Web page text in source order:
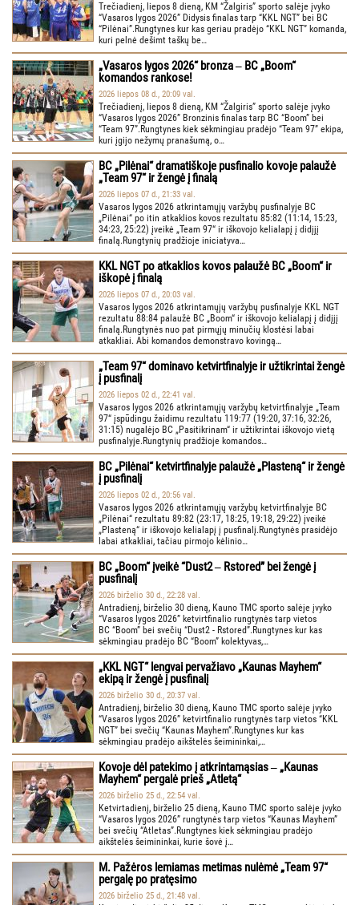
Trečiadienį, liepos 8 dieną, KM “Žalgiris” sporto salėje įvyko
“Vasaros lygos 2026” Didysis finalas tarp “KKL NGT” bei BC
“Pilėnai”.Rungtynes kur kas geriau pradėjo “KKL NGT” komanda,
kuri pelnė dešimt taškų be…
„Vasaros lygos 2026“ bronza ‒ BC „Boom“
komandos rankose!
2026 liepos 08 d., 20:09 val.
Trečiadienį, liepos 8 dieną, KM “Žalgiris” sporto salėje įvyko
“Vasaros lygos 2026” Bronzinis finalas tarp BC “Boom” bei
“Team 97”.Rungtynes kiek sėkmingiau pradėjo “Team 97” ekipa,
kuri įgijo nežymų pranašumą, o…
BC „Pilėnai“ dramatiškoje pusfinalio kovoje palaužė
„Team 97“ ir žengė į finalą
2026 liepos 07 d., 21:33 val.
Vasaros lygos 2026 atkrintamųjų varžybų pusfinalyje BC
„Pilėnai“ po itin atkaklios kovos rezultatu 85:82 (11:14, 15:23,
34:23, 25:22) įveikė „Team 97“ ir iškovojo kelialapį į didįjį
finalą.Rungtynių pradžioje iniciatyva…
KKL NGT po atkaklios kovos palaužė BC „Boom“ ir
iškopė į finalą
2026 liepos 07 d., 20:03 val.
Vasaros lygos 2026 atkrintamųjų varžybų pusfinalyje KKL NGT
rezultatu 88:84 palaužė BC „Boom“ ir iškovojo kelialapį į didįjį
finalą.Rungtynės nuo pat pirmųjų minučių klostėsi labai
atkakliai. Abi komandos demonstravo kovingą…
„Team 97“ dominavo ketvirtfinalyje ir užtikrintai žengė
į pusfinalį
2026 liepos 02 d., 22:41 val.
Vasaros lygos 2026 atkrintamųjų varžybų ketvirtfinalyje „Team
97“ įspūdingu žaidimu rezultatu 119:77 (19:20, 37:16, 32:26,
31:15) nugalėjo BC „Pasitikrinam“ ir užtikrintai iškovojo vietą
pusfinalyje.Rungtynių pradžioje komandos…
BC „Pilėnai“ ketvirtfinalyje palaužė „Plasteną“ ir žengė
į pusfinalį
2026 liepos 02 d., 20:56 val.
Vasaros lygos 2026 atkrintamųjų varžybų ketvirtfinalyje BC
„Pilėnai“ rezultatu 89:82 (23:17, 18:25, 19:18, 29:22) įveikė
„Plasteną“ ir iškovojo kelialapį į pusfinalį.Rungtynės prasidėjo
labai atkakliai, tačiau pirmojo kėlinio…
BC „Boom“ įveikė “Dust2 ‒ Rstored” bei žengė į
pusfinalį
2026 birželio 30 d., 22:28 val.
Antradienį, birželio 30 dieną, Kauno TMC sporto salėje įvyko
“Vasaros lygos 2026” ketvirtfinalio rungtynės tarp vietos
BC “Boom” bei svečių “Dust2 - Rstored”.Rungtynes kur kas
sėkmingiau pradėjo BC “Boom” kolektyvas,…
„KKL NGT“ lengvai pervažiavo „Kaunas Mayhem“
ekipą ir žengė į pusfinalį
2026 birželio 30 d., 20:37 val.
Antradienį, birželio 30 dieną, Kauno TMC sporto salėje įvyko
“Vasaros lygos 2026” ketvirtfinalio rungtynės tarp vietos “KKL
NGT” bei svečių “Kaunas Mayhem”.Rungtynes kur kas
sėkmingiau pradėjo aikštelės šeimininkai,…
Kovoje dėl patekimo į atkrintamąsias ‒ „Kaunas
Mayhem“ pergalė prieš „Atletą“
2026 birželio 25 d., 22:54 val.
Ketvirtadienį, birželio 25 dieną, Kauno TMC sporto salėje įvyko
“Vasaros lygos 2026” rungtynės tarp vietos “Kaunas Mayhem”
bei svečių “Atletas”.Rungtynes kiek sėkmingiau pradėjo
aikštelės šeimininkai, kurie šovė į…
M. Pažėros lemiamas metimas nulėmė „Team 97“
pergalę po pratęsimo
2026 birželio 25 d., 21:48 val.